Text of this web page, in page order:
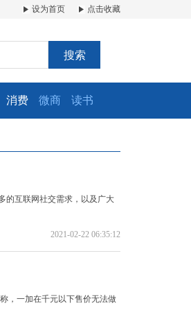
设为首页 点击收藏
搜索
消费 微商 读书
的互联网社交需求，以及广大
2021-02-22 06:35:12
，一加在千元以下售价无法做